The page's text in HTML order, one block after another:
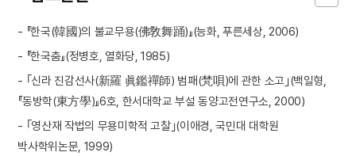
- 『한국(韓國)의 불교무용(佛敎舞踊)』(능화, 푸른세상, 2006)
- 『한국춤』(정병호, 열화당, 1985)
- ｢신라 진감선사(新羅 眞鑑禪師) 범패(梵唄)에 관한 소고｣(백일형,
『동방학(東方學)』6호, 한서대학교 부설 동양고전연구소, 2000)
- ｢영산재 작법의 무용미학적 고찰｣(이애경, 국민대 대학원
박사학위논문, 1999)